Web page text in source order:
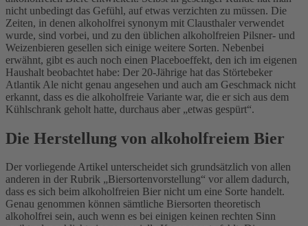
nicht unbedingt das Gefühl, auf etwas verzichten zu müssen. Die
Zeiten, in denen alkoholfrei synonym mit Clausthaler verwendet
wurde, sind vorbei, und zu den üblichen alkoholfreien Pilsner- und
Weizenbieren gesellen sich einige weitere Sorten. Nebenbei
erwähnt, gibt es auch noch einen Placeboeffekt, den ich im eigenen
Haushalt beobachtet habe: Der 20-Jährige hat das Störtebeker
Atlantik Ale nicht genau angesehen und auch am Geschmack nicht
erkannt, dass es die alkoholfreie Variante war, die er sich aus dem
Kühlschrank geholt hatte, durchaus aber „etwas gespürt“.
Die Herstellung von alkoholfreiem Bier
Der vorliegende Artikel unterscheidet sich grundsätzlich von allen
anderen in der Rubrik „Biersortenvorstellung“ vor allem dadurch,
dass es sich beim alkoholfreien Bier nicht um eine Sorte handelt.
Genau genommen können sämtliche Biersorten theoretisch
alkoholfrei sein, auch wenn es bei einigen keinen rechten Sinn